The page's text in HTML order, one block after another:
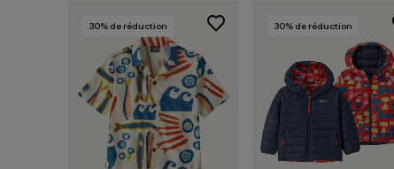
30% de réduction 30% de réduction